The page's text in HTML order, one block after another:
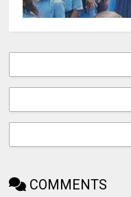
COMMENTS